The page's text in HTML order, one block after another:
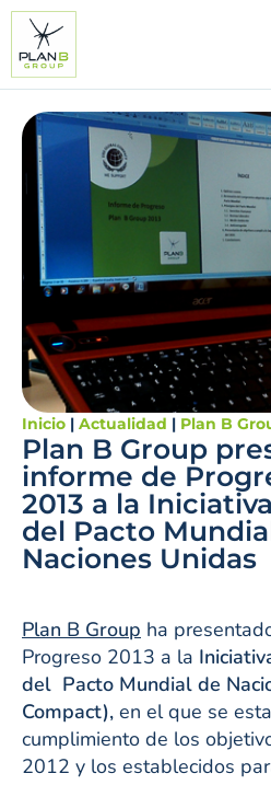
Inicio | Actualidad | Plan B
Plan B Group
informe de
2013 a la
del Pacto
Naciones Unidas
Plan B Group ha
Progreso 2013 a la
del Pacto Mundial de
Compact), en el que se
cumplimiento de los
2012 y los establecidos